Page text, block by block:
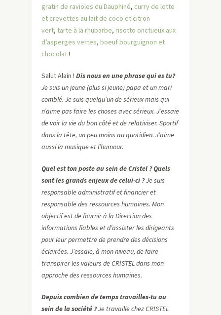
gratin de ravioles du Dauphiné, curry de lotte
et crevettes au lait de coco et citron
vert, tarte à la rhubarbe, risotto onctueux aux
d’asperges vertes, boeuf bourguignon et
chocolat!
Salut Alain ! Dis nous en une phrase qui es tu?
Je suis un jeune (plus si jeune) papa et un mari
comblé. Je suis quelqu’un de sérieux mais qui
n’aime pas faire les choses avec sérieux. J’essaie
de voir la vie du bon côté et de relativiser. Sportif
dans la tête, un peu moins au quotidien. J’aime
aussi la musique et l’humour.
Quel est ton poste au sein de Cristel ? Quels
sont les grands enjeux de celui-ci ?Je suis
responsable administratif et financier et
responsable des ressources humaines. Mon
objectif est de fournir à la Direction des
informations fiables et d’assister les dirigeants
pour leur permettre de prendre des décisions
éclairées. J’essaie, à mon niveau, de faire
transpirer les valeurs de CRISTEL dans mon
approche des ressources humaines.
Depuis combien de temps travailles-tu au
sein de la société ?Je travaille chez CRISTEL